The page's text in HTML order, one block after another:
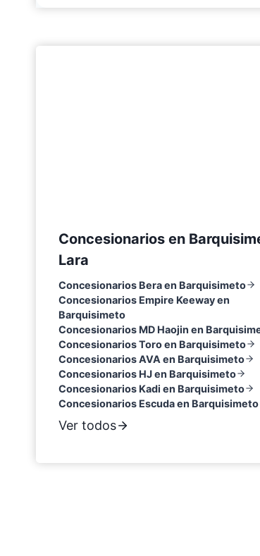
Concesionarios en
Lara
Concesionarios Bera en Barquisimeto
Concesionarios Empire Keeway en
Barquisimeto
Concesionarios MD Haojin en
Concesionarios Toro en Barquisimeto
Concesionarios AVA en Barquisimeto
Concesionarios HJ en Barquisimeto
Concesionarios Kadi en Barquisimeto
Concesionarios Escuda en Barquisimeto
Ver todos